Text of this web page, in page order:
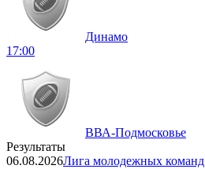
Динамо
17:00
ВВА-Подмосковье
Результаты
06.08.2026Лига молодежных команд